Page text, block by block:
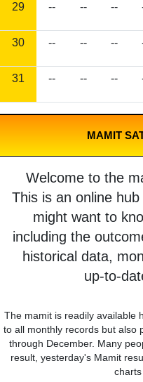
29 -- -- --
30 -- -- --
31 -- -- --
MAMIT
Welcome to the
This is an online
might want to
including the
historical data,
up-to-
The mamit is readily available
to all monthly records but also
through December. Many
result, yesterday's Mamit